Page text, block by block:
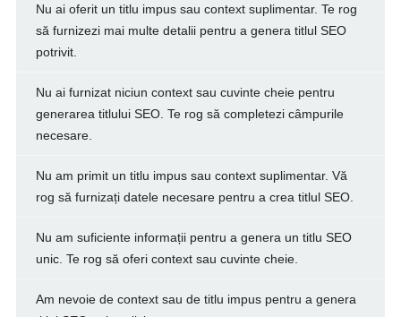
Nu ai oferit un titlu impus sau context suplimentar. Te rog
să furnizezi mai multe detalii pentru a genera titlul SEO
potrivit.
Nu ai furnizat niciun context sau cuvinte cheie pentru
generarea titlului SEO. Te rog să completezi câmpurile
necesare.
Nu am primit un titlu impus sau context suplimentar. Vă
rog să furnizați datele necesare pentru a crea titlul SEO.
Nu am suficiente informații pentru a genera un titlu SEO
unic. Te rog să oferi context sau cuvinte cheie.
Am nevoie de context sau de titlu impus pentru a genera